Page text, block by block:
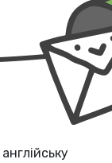
англійську